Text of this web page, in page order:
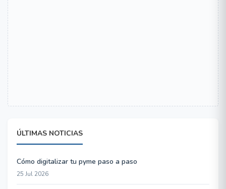
ÚLTIMAS NOTICIAS
Cómo digitalizar tu pyme paso a paso
25 Jul 2026